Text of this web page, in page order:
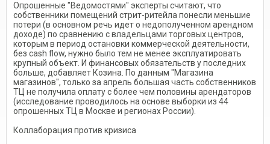
Опрошенные "Ведомостями" эксперты считают, что
собственники помещений стрит-ритейла понесли меньшие
потери (в основном речь идет о недополученном арендном
доходе) по сравнению с владельцами торговых центров,
которым в период остановки коммерческой деятельности,
без cash flow, нужно было тем не менее эксплуатировать
крупный объект. И финансовых обязательств у последних
больше, добавляет Козина. По данным "Магазина
магазинов", только за апрель большая часть собственников
ТЦ не получила оплату с более чем половины арендаторов
(исследование проводилось на основе выборки из 44
опрошенных ТЦ в Москве и регионах России).
Коллаборация против кризиса